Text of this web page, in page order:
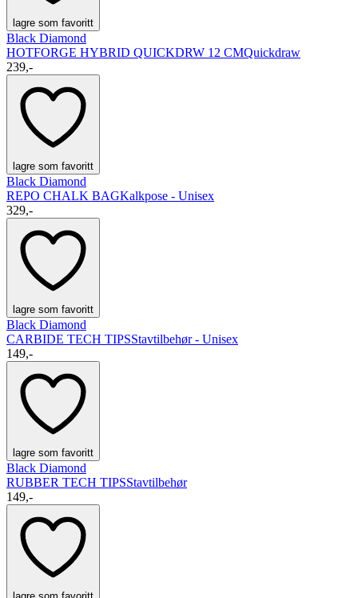
lagre som favoritt
Black Diamond
HOTFORGE HYBRID QUICKDRW 12 CMQuickdraw
239,-
lagre som favoritt
Black Diamond
REPO CHALK BAGKalkpose - Unisex
329,-
lagre som favoritt
Black Diamond
CARBIDE TECH TIPSStavtilbehør - Unisex
149,-
lagre som favoritt
Black Diamond
RUBBER TECH TIPSStavtilbehør
149,-